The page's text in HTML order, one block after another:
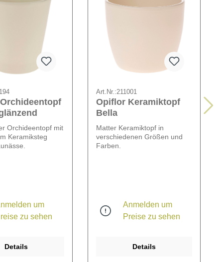
Orchideentopf mit
Keramiksteg
um
zu sehen
Details
Art.Nr.:211001
Opiflor Keramiktopf
Bella
Matter Keramiktopf in
verschiedenen Größen und
Farben.
Anmelden um
Preise zu sehen
Details